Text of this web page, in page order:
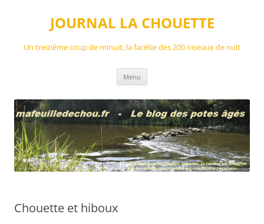
JOURNAL LA CHOUETTE
Un treizième coup de minuit, la facétie des 200 oiseaux de nuit
Menu
Chouette et hiboux